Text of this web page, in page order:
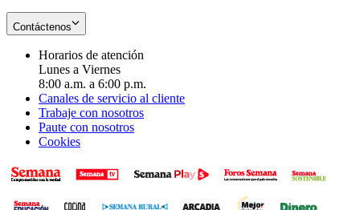
Contáctenos
Horarios de atención
Lunes a Viernes
8:00 a.m. a 6:00 p.m.
Canales de servicio al cliente
Trabaje con nosotros
Paute con nosotros
Cookies